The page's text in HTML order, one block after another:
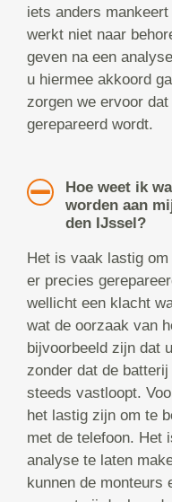
iets anders
werkt niet naar
geven na een
u hiermee akkoord
zorgen we ervoor
gerepareerd wordt.
Hoe weet ik
worden aan
den IJssel?
Het is vaak lastig
er precies
wellicht een klacht
wat de oorzaak van
bijvoorbeeld zijn dat
zonder dat de
steeds vastloopt.
het lastig zijn om te
met de telefoon. Het
analyse te laten
kunnen de monteurs